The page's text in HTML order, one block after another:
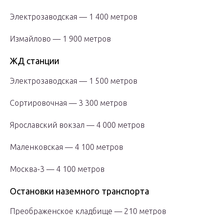
Электрозаводская — 1 400 метров
Измайлово — 1 900 метров
ЖД станции
Электрозаводская — 1 500 метров
Сортировочная — 3 300 метров
Ярославский вокзал — 4 000 метров
Маленковская — 4 100 метров
Москва-3 — 4 100 метров
Остановки наземного транспорта
Преображенское кладбище — 210 метров